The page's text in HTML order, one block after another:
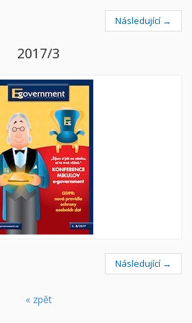
Následující →
2017/3
Následující →
« zpět